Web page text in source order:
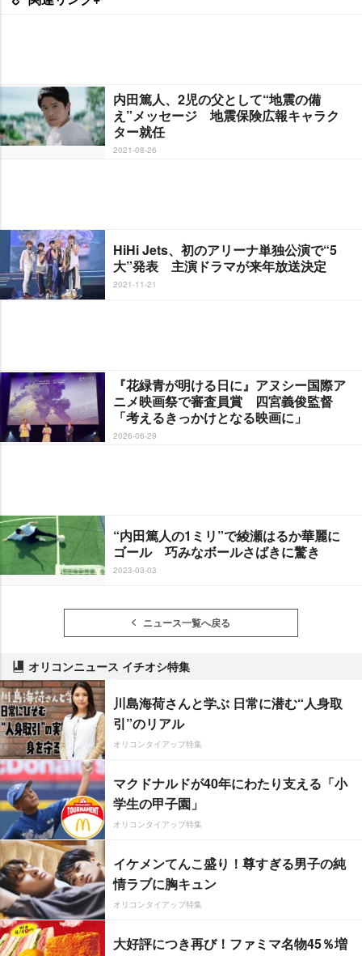
内田篤人、2児の父として“地震の備
え”メッセージ 地震保険広報キャラク
ター就任
2021-08-26
HiHi Jets、初のアリーナ単独公演で“5
大”発表 主演ドラマが来年放送決定
2021-11-21
『花緑青が明ける日に』アヌシー国際ア
ニメ映画祭で審査員賞 四宮義俊監督
「考えるきっかけとなる映画に」
2026-06-29
“内田篤人の1ミリ”で綾瀬はるか華麗に
ゴール 巧みなボールさばきに驚き
2023-03-03
ニュース一覧へ戻る
オリコンニュース イチオシ特集
川島海荷さんと学ぶ 日常に潜む“人身取
引”のリアル
オリコンタイアップ特集
マクドナルドが40年にわたり支える「小
学生の甲子園」
オリコンタイアップ特集
イケメンてんこ盛り！尊すぎる男子の純
情ラブに胸キュン
オリコンタイアップ特集
大好評につき再び！ファミマ名物45％増